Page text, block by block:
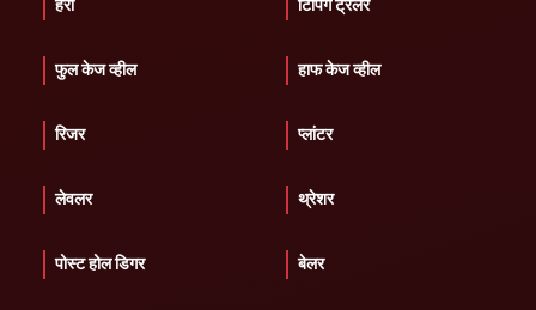
हैरो टिपिंग ट्रेलर
फुल केज व्हील हाफ केज व्हील
रिजर प्लांटर
लेवलर थ्रेशर
पोस्ट होल डिगर बेलर